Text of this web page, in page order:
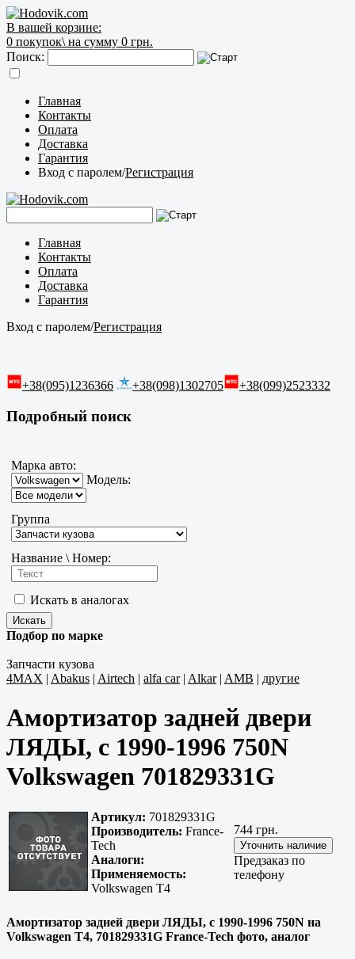
В вашей корзине:
0 покупок\ на сумму 0 грн.
Поиск:
Главная
Контакты
Оплата
Доставка
Гарантия
Вход с паролем/Регистрация
Главная
Контакты
Оплата
Доставка
Гарантия
Вход с паролем/Регистрация
+38(095)1236366 +38(098)1302705 +38(099)2523332
Подробный поиск
Марка авто:
Модель:
Группа
Название \ Номер:
Искать в аналогах
Подбор по марке
Запчасти кузова
4MAX | Abakus | Airtech | alfa car| Alkar| AMB | другие
Амортизатор задней двери
ЛЯДЫ, с 1990-1996 750N
Volkswagen 701829331G
Артикул: 701829331G
Производитель: France-
Tech
Аналоги:
Применяемость:
Volkswagen T4
744 грн.
Предзаказ по
телефону
Амортизатор задней двери ЛЯДЫ, с 1990-1996 750N на
Volkswagen T4, 701829331G France-Tech фото, аналог